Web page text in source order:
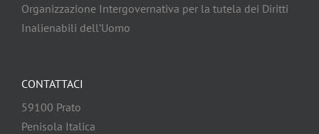
Organizzazione Intergovernativa per la tutela dei Diritti
Inalienabili dell’Uomo
CONTATTACI
59100 Prato
Penisola Italica